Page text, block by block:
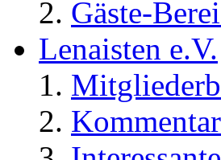
Gäste-
Lenaisten e.V.